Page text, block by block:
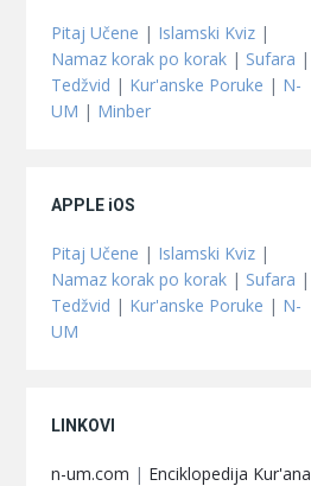
Pitaj Učene | Islamski Kviz |
Namaz korak po korak | Sufara |
Tedžvid | Kur'anske Poruke | N-
UM | Minber
APPLE iOS
Pitaj Učene | Islamski Kviz |
Namaz korak po korak | Sufara |
Tedžvid | Kur'anske Poruke | N-
UM
LINKOVI
n-um.com | Enciklopedija Kur'ana